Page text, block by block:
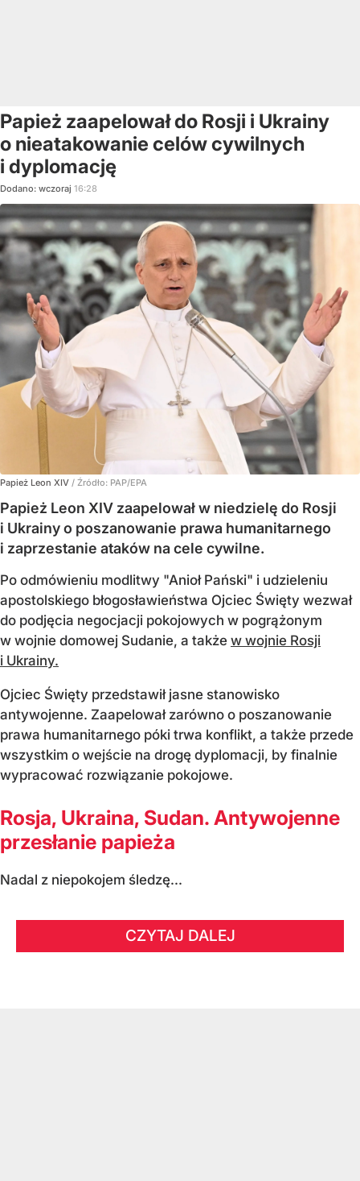
Papież zaapelował do Rosji i Ukrainy
o nieatakowanie celów cywilnych
i dyplomację
Dodano: wczoraj 16:28
Papież Leon XIV / Źródło: PAP/EPA
Papież Leon XIV zaapelował w niedzielę do Rosji
i Ukrainy o poszanowanie prawa humanitarnego
i zaprzestanie ataków na cele cywilne.
Po odmówieniu modlitwy "Anioł Pański" i udzieleniu
apostolskiego błogosławieństwa Ojciec Święty wezwał
do podjęcia negocjacji pokojowych w pogrążonym
w wojnie domowej Sudanie, a także w wojnie Rosji
i Ukrainy.
Ojciec Święty przedstawił jasne stanowisko
antywojenne. Zaapelował zarówno o poszanowanie
prawa humanitarnego póki trwa konflikt, a także przede
wszystkim o wejście na drogę dyplomacji, by finalnie
wypracować rozwiązanie pokojowe.
Rosja, Ukraina, Sudan. Antywojenne
przesłanie papieża
Nadal z niepokojem śledzę...
CZYTAJ DALEJ